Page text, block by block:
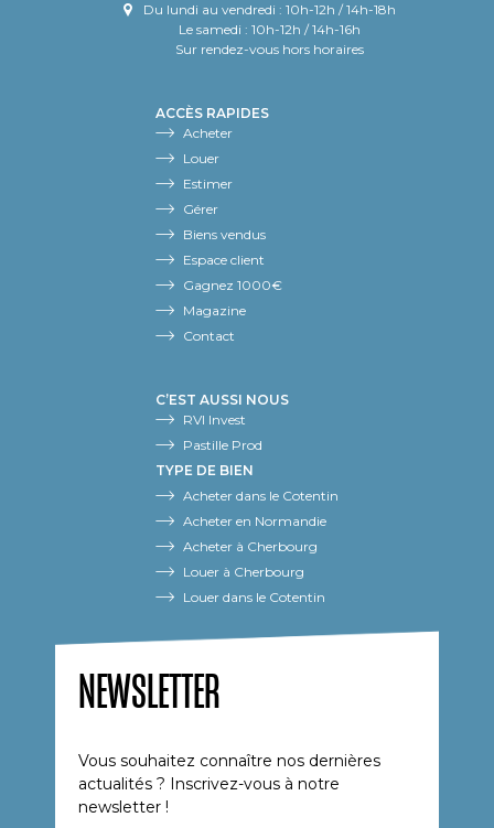
Du lundi au vendredi : 10h-12h / 14h-18h
Le samedi : 10h-12h / 14h-16h
Sur rendez-vous hors horaires
ACCÈS RAPIDES
Acheter
Louer
Estimer
Gérer
Biens vendus
Espace client
Gagnez 1000€
Magazine
Contact
C’EST AUSSI NOUS
RVI Invest
Pastille Prod
TYPE DE BIEN
Acheter dans le Cotentin
Acheter en Normandie
Acheter à Cherbourg
Louer à Cherbourg
Louer dans le Cotentin
NEWSLETTER
Vous souhaitez connaître nos dernières
actualités ? Inscrivez-vous à notre
newsletter !